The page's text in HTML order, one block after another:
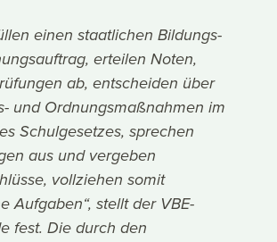
einen staatlichen Bildungs-
erteilen Noten,
ab, entscheiden über
und Ordnungsmaßnahmen im
Schulgesetzes, sprechen
aus und vergeben
vollziehen somit
Aufgaben“, stellt der VBE-
fest. Die durch den